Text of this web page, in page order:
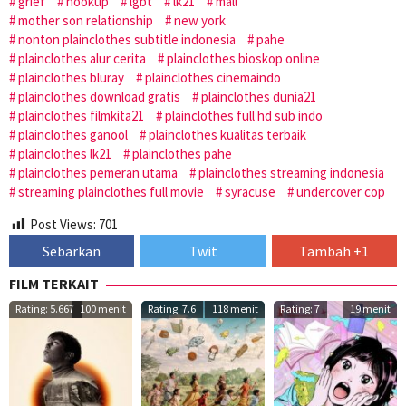
mother son relationship
new york
nonton plainclothes subtitle indonesia
pahe
plainclothes alur cerita
plainclothes bioskop online
plainclothes bluray
plainclothes cinemaindo
plainclothes download gratis
plainclothes dunia21
plainclothes filmkita21
plainclothes full hd sub indo
plainclothes ganool
plainclothes kualitas terbaik
plainclothes lk21
plainclothes pahe
plainclothes pemeran utama
plainclothes streaming indonesia
streaming plainclothes full movie
syracuse
undercover cop
Post Views: 701
Sebarkan Twit
Tambah +1
FILM TERKAIT
Rating: 5.667 100 menit Rating: 7.6 118 menit Rating: 7 19 menit